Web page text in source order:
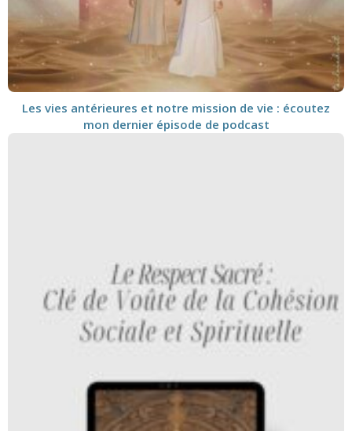
Les vies antérieures et notre mission de vie : écoutez
mon dernier épisode de podcast